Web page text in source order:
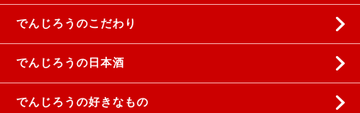
でんじろうのこだわり
でんじろうの日本酒
でんじろうの好きなもの